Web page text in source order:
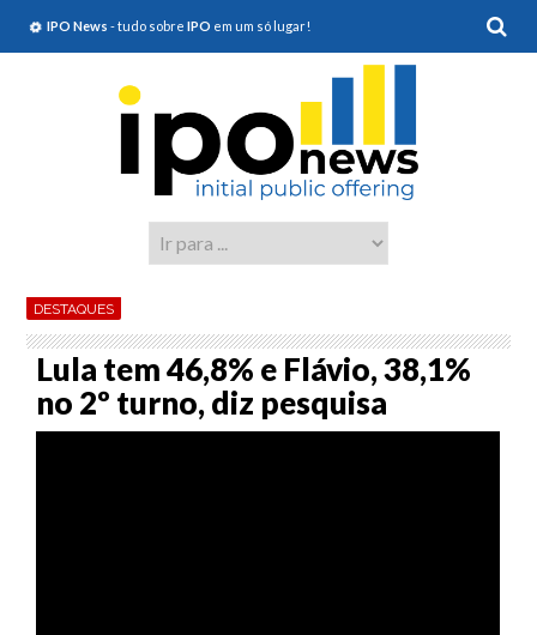
IPO News - tudo sobre IPO em um só lugar!
DESTAQUES
Lula tem 46,8% e Flávio, 38,1%
no 2º turno, diz pesquisa